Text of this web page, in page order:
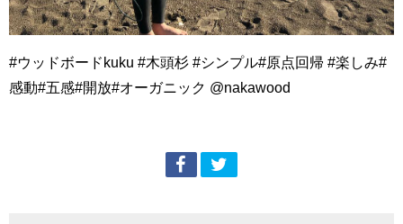
#ウッドボードkuku #木頭杉 #シンプル#原点回帰 #楽しみ#
感動#五感#開放#オーガニック @nakawood